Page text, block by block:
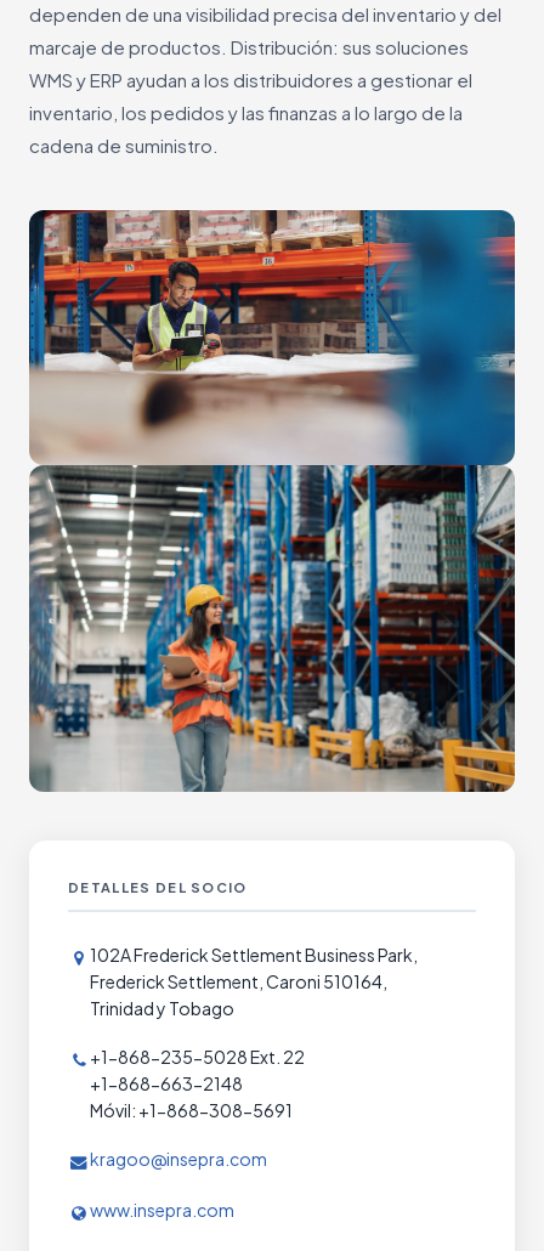
dependen de una visibilidad precisa del inventario y del
marcaje de productos. Distribución: sus soluciones
WMS y ERP ayudan a los distribuidores a gestionar el
inventario, los pedidos y las finanzas a lo largo de la
cadena de suministro.
DETALLES DEL SOCIO
102A Frederick Settlement Business Park,
Frederick Settlement, Caroni 510164,
Trinidad y Tobago
+1-868-235-5028 Ext. 22
+1-868-663-2148
Móvil: +1-868-308-5691
kragoo@insepra.com
www.insepra.com